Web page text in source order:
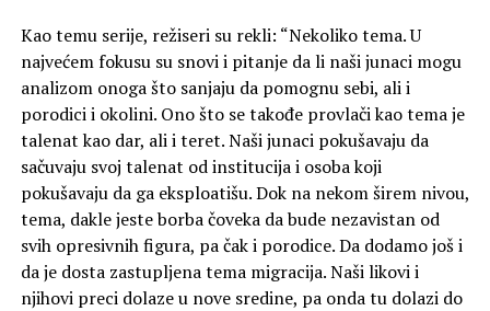
Кao temu serije, režiseri su rekli: “Nekoliko tema. U
najvećem fokusu su snovi i pitanje da li naši junaci mogu
analizom onoga što sanjaju da pomognu sebi, ali i
porodici i okolini. Ono što se takođe provlači kao tema je
talenat kao dar, ali i teret. Naši junaci pokušavaju da
sačuvaju svoj talenat od institucija i osoba koji
pokušavaju da ga eksploatišu. Dok na nekom širem nivou,
tema, dakle jeste borba čoveka da bude nezavistan od
svih opresivnih figura, pa čak i porodice. Da dodamo još i
da je dosta zastupljena tema migracija. Naši likovi i
njihovi preci dolaze u nove sredine, pa onda tu dolazi do